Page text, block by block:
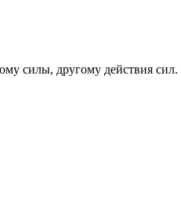
силы, другому действия сил.